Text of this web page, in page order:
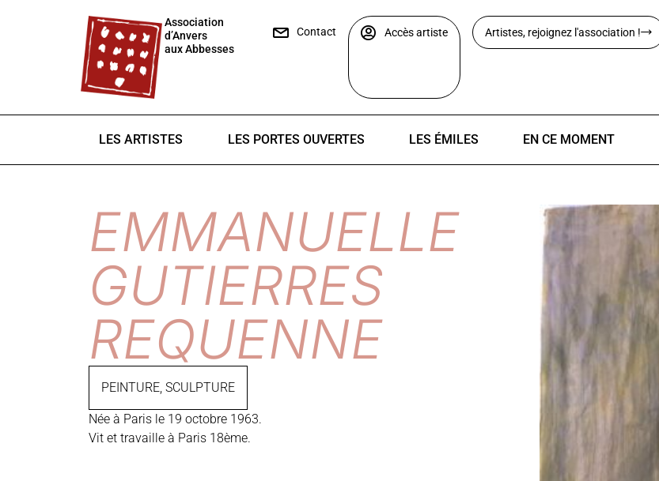
Association
d’Anvers
aux Abbesses
Contact Accès artiste Artistes, rejoignez l'association !
LES ARTISTES LES PORTES OUVERTES LES ÉMILES EN CE MOMENT
EMMANUELLE
GUTIERRES
REQUENNE
PEINTURE, SCULPTURE
Née à Paris le 19 octobre 1963.
Vit et travaille à Paris 18ème.